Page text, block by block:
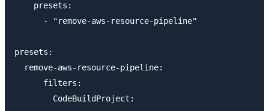
    presets:
      - "remove-aws-resource-pipeline"
presets:
  remove-aws-resource-pipeline:
      filters:
        CodeBuildProject: